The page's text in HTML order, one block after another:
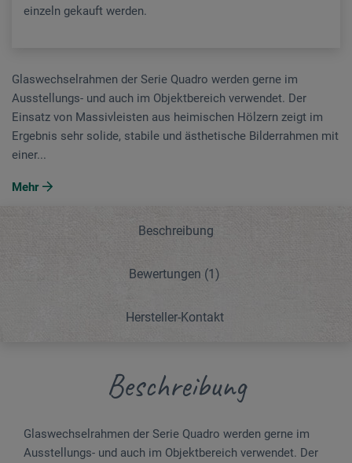
einzeln gekauft werden.
Glaswechselrahmen der Serie Quadro werden gerne im
Ausstellungs- und auch im Objektbereich verwendet. Der
Einsatz von Massivleisten aus heimischen Hölzern zeigt im
Ergebnis sehr solide, stabile und ästhetische Bilderrahmen mit
einer...
Mehr
Beschreibung
Bewertungen (1)
Hersteller-Kontakt
Beschreibung
Glaswechselrahmen der Serie Quadro werden gerne im
Ausstellungs- und auch im Objektbereich verwendet. Der